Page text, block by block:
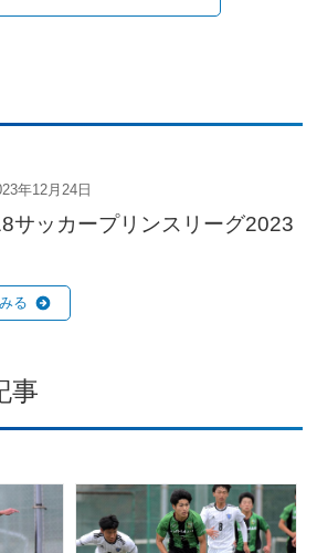
年12月24日
サッカープリンスリーグ2023
る
事